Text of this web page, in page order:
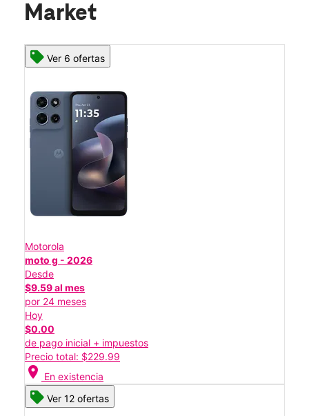
Market
Ver 6 ofertas
Motorola
moto g - 2026
Desde
$9.59 al mes
por 24 meses
Hoy
$0.00
de pago inicial + impuestos
Precio total: $229.99
location_on En existencia
Ver 12 ofertas